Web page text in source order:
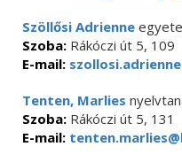
Szöllősi Adrienne
Szoba: Rákóczi út 5, 109
E-mail:
Tenten, Marlies
Szoba: Rákóczi út 5, 131
E-mail: